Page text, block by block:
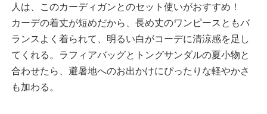
人は、このカーディガンとのセット使いがおすすめ！
カーデの着丈が短めだから、長め丈のワンピースともバ
ランスよく着られて、明るい白がコーデに清涼感を足し
てくれる。ラフィアバッグとトングサンダルの夏小物と
合わせたら、避暑地へのお出かけにぴったりな軽やかさ
も加わる。